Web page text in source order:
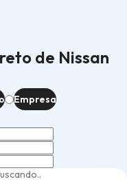
de Nissan
Empresa